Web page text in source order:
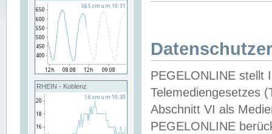
RHEIN - Koblenz
PEGELONLINE stellt
Telemediengesetzes
Abschnitt VI als
PEGELONLINE